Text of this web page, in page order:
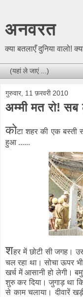
अनवरत
क्या बतलाएँ दुनिया वालो!
गुरुवार, 11 फ़रवरी 2010
अम्मी मत रो! सब
कोटा शहर की एक बस्ती
हुआ ......
शहर में छोटी सी जगह।
चल रहा था। सोचा ऊपर
खर्च में आसानी हो लेगी।
शुरु कर दिया। जुगाड़ था
से काम चलाया। दीवारें